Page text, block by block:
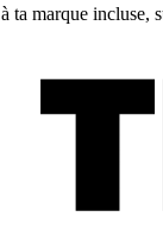
ta marque incluse,